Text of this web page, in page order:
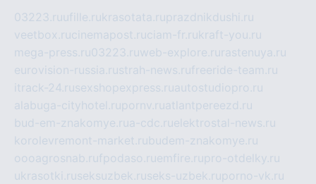
03223.ruufille.rukrasotata.ruprazdnikdushi.ru
veetbox.rucinemapost.ruciam-fr.rukraft-you.ru
mega-press.ru03223.ruweb-explore.ru rastenuya.ru
eurovision-russia.rustrah-news.rufreeride-team.ru
itrack-24.rusexshopexpress.ruautostudiopro.ru
alabuga-cityhotel.rupornv.ruatlantpereezd.ru
bud-em-znakomye.rua-cdc.ruelektrostal-news.ru
korolevremont-market.rubudem-znakomye.ru
oooagrosnab.rufpodaso.ruemfire.rupro-otdelky.ru
ukrasotki.ruseksuzbek.ruseks-uzbek.ruporno-vk.ru